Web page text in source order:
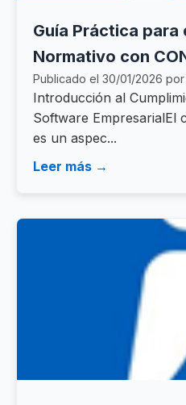
Guía Práctica para
Normativo con
Publicado el 30/01/2026
Introducción al
Software EmpresarialEl
es un aspec...
Leer más →